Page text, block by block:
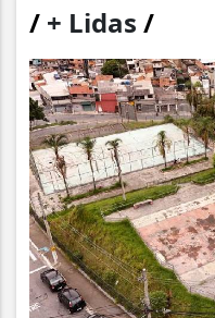
/ + Lidas /